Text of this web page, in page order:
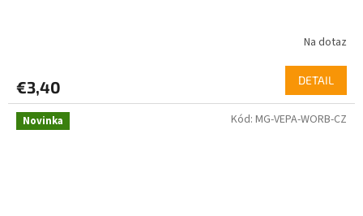
Na dotaz
€3,40 DETAIL
Novinka Kód: MG-VEPA-WORB-CZ